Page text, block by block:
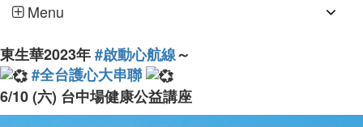
Menu
東生華2023年#啟動心航線～
#全台護心大串聯
6/10 (六) 台中場健康公益講座